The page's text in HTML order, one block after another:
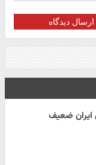
ارسال دیدگاه
ایران ضعیف